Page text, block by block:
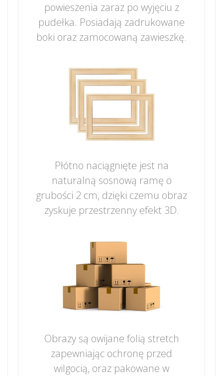
powieszenia zaraz po wyjęciu z
pudełka. Posiadają zadrukowane
boki oraz zamocowaną zawieszkę.
Płótno naciągnięte jest na
naturalną sosnową ramę o
grubości 2 cm, dzięki czemu obraz
zyskuje przestrzenny efekt 3D.
Obrazy są owijane folią stretch
zapewniając ochronę przed
wilgocią, oraz pakowane w